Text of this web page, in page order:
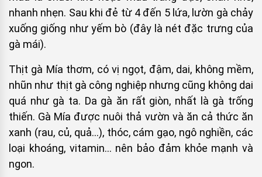
nhanh nhẹn. Sau khi đẻ từ 4 đến 5 lứa, lườn gà chảy
xuống giống như yếm bò (đây là nét đặc trưng của
gà mái).
Thịt gà Mía thơm, có vị ngọt, đậm, dai, không mềm,
nhũn như thịt gà công nghiệp nhưng cũng không dai
quá như gà ta. Da gà ăn rất giòn, nhất là gà trống
thiến. Gà Mía được nuôi thả vườn và ăn cả thức ăn
xanh (rau, củ, quả…), thóc, cám gạo, ngô nghiền, các
loại khoáng, vitamin… nên bảo đảm khỏe mạnh và
ngon.